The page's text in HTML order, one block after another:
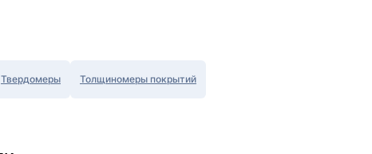
Твердомеры Толщиномеры покрытий